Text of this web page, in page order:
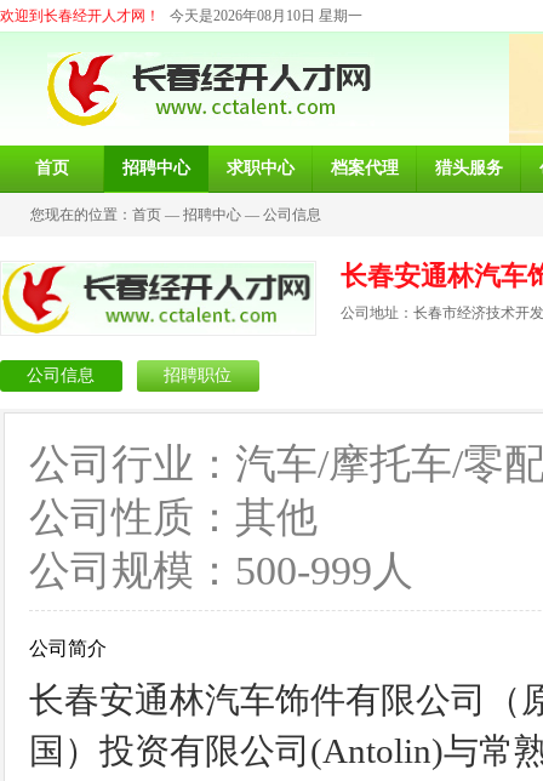
欢迎到长春经开人才网！ 今天是2026年08月10日 星期一
首页 招聘中心 求职中心 档案代理 猎头服务
您现在的位置： 首页 — 招聘中心 — 公司信息
长春安通林汽车
公司地址：长春市经济技术开
公司信息 招聘职位
公司行业：汽车/摩托车/零
公司性质：其他
公司规模：500-999人
公司简介
长春安通林汽车饰件有限公司（
国）投资有限公司(Antolin)与常